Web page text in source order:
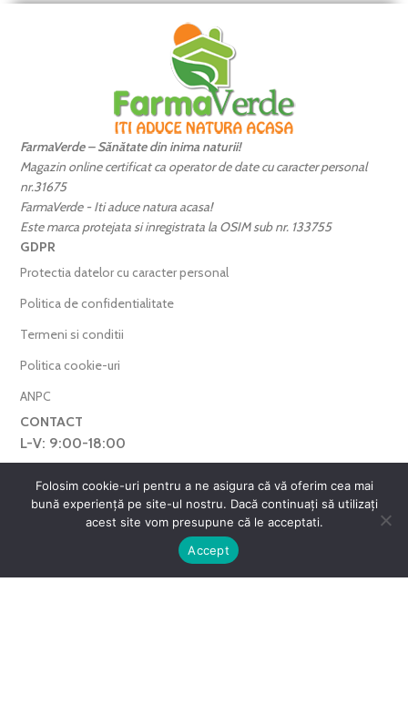
FarmaVerde – Sănătate din inima naturii!
Magazin online certificat ca operator de date cu caracter personal
nr.31675
FarmaVerde - Iti aduce natura acasa!
Este marca protejata si inregistrata la OSIM sub nr. 133755
GDPR
Protectia datelor cu caracter personal
Politica de confidentialitate
Termeni si conditii
Politica cookie-uri
ANPC
CONTACT
L-V: 9:00-18:00
0769.377.101
farmaverdero@yahoo.com
WhatsApp
Folosim cookie-uri pentru a ne asigura că vă oferim cea mai
bună experiență pe site-ul nostru. Dacă continuați să utilizați
acest site vom presupune că le acceptati.
Accept